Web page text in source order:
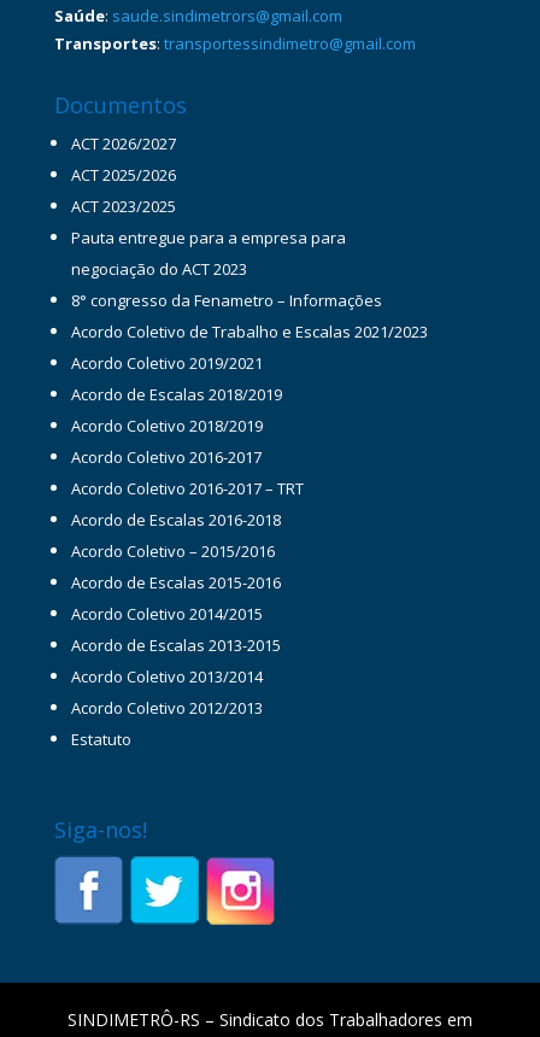
Saúde: saude.sindimetrors@gmail.com
Transportes: transportessindimetro@gmail.com
Documentos
ACT 2026/2027
ACT 2025/2026
ACT 2023/2025
Pauta entregue para a empresa para
negociação do ACT 2023
8° congresso da Fenametro – Informações
Acordo Coletivo de Trabalho e Escalas 2021/2023
Acordo Coletivo 2019/2021
Acordo de Escalas 2018/2019
Acordo Coletivo 2018/2019
Acordo Coletivo 2016-2017
Acordo Coletivo 2016-2017 – TRT
Acordo de Escalas 2016-2018
Acordo Coletivo – 2015/2016
Acordo de Escalas 2015-2016
Acordo Coletivo 2014/2015
Acordo de Escalas 2013-2015
Acordo Coletivo 2013/2014
Acordo Coletivo 2012/2013
Estatuto
Siga-nos!
SINDIMETRÔ-RS – Sindicato dos Trabalhadores em